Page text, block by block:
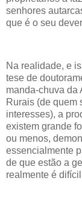
senhores
que é o seu
Na realidade, e
tese de
manda-chuva da
Rurais (de quem
interesses), a
existem grande
ou menos,
essencialmente
de que estão a
realmente é